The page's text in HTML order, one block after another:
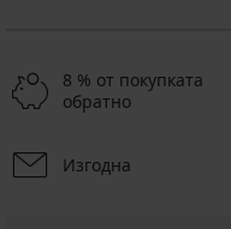
8 % от покупката
обратно
Изгодна